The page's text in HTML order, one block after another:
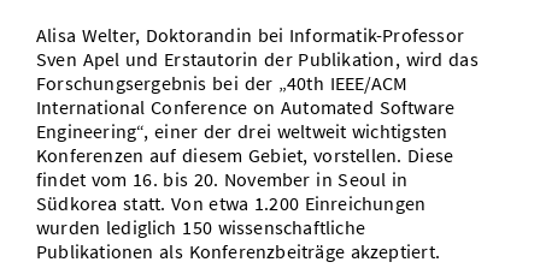
Alisa Welter, Doktorandin bei Informatik-Professor
Sven Apel und Erstautorin der Publikation, wird das
Forschungsergebnis bei der „40th IEEE/ACM
International Conference on Automated Software
Engineering“, einer der drei weltweit wichtigsten
Konferenzen auf diesem Gebiet, vorstellen. Diese
findet vom 16. bis 20. November in Seoul in
Südkorea statt. Von etwa 1.200 Einreichungen
wurden lediglich 150 wissenschaftliche
Publikationen als Konferenzbeiträge akzeptiert.